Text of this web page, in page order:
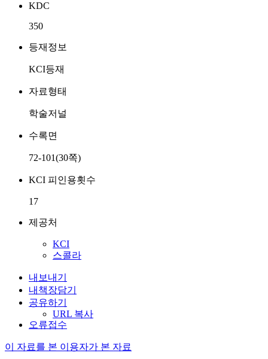
KDC
350
등재정보
KCI등재
자료형태
학술저널
수록면
72-101(30쪽)
KCI 피인용횟수
17
제공처
KCI
스콜라
내보내기
내책장담기
공유하기
URL 복사
오류접수
이 자료를 본 이용자가 본 자료